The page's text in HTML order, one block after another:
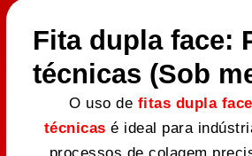
Fita dupla face:
técnicas (Sob
O uso de fitas dupla
técnicas é ideal para